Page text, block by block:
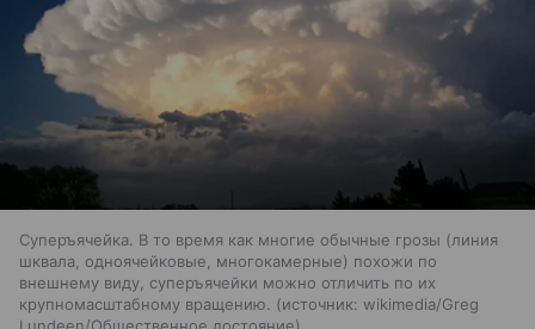
Суперъячейка. В то время как многие обычные грозы (линия
шквала, одноячейковые, многокамерные) похожи по
внешнему виду, суперъячейки можно отличить по их
крупномасштабному вращению.
источник: wikimedia/Greg
Lundeen/Общественное достояние